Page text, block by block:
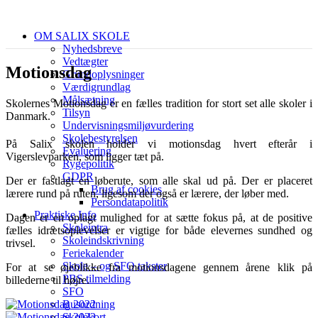
OM SALIX SKOLE
Nyhedsbreve
Vedtægter
Grundoplysninger
Værdigrundlag
Målsætning
Tilsyn
Undervisningsmiljøvurdering
Skolebestyrelsen
Evaluering
Rygepolitik
GDPR
Brug af cookies
Persondatapolitik
Praktiske Info
Skoleintra
Skoleindskrivning
Feriekalender
Skole – og SFO takster
PBS tilmelding
SFO
Busordning
Motionsdag
Skolernes Motionsdag er en fælles tradition for stort set alle skoler i
Danmark.
På Salix skolen holder vi motionsdag hvert efterår i
Vigerslevparken, som ligger tæt på.
Der er fastlagt en løberute, som alle skal ud på. Der er placeret
lærere rund på ruten, ligesom der også er lærere, der løber med.
Dagen er en oplagt mulighed for at sætte fokus på, at de positive
fælles idrætsoplevelser er vigtige for både elevernes sundhed og
trivsel.
For at se øjeblikke fra motionsdagene gennem årene klik på
billederne til højre.